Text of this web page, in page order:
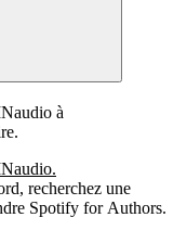
à
recherchez une
Spotify for Authors.